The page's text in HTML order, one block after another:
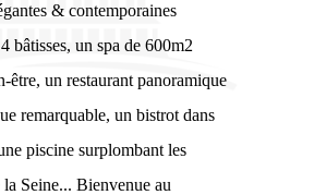
& contemporaines
bâtisses, un spa de 600m2
être, un restaurant panoramique
remarquable, un bistrot dans
piscine surplombant les
la Seine... Bienvenue au